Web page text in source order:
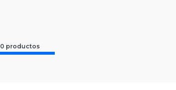
0 productos